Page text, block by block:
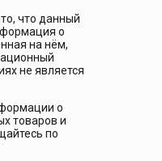
что данный
о
на нём,
не является
о
товаров и
по